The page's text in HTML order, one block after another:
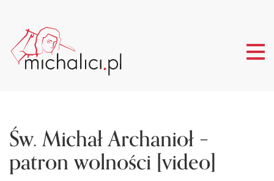
Św. Michał Archanioł –
patron wolności [video]